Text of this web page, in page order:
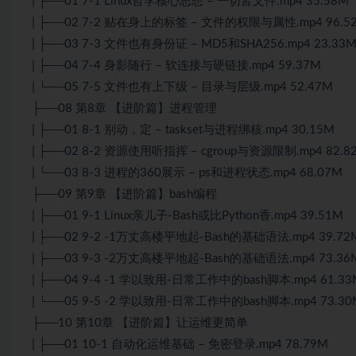
| ├──02 7-2 贴在身上的标签 – 文件的权限与属性.mp4
| ├──03 7-3 文件也有身份证 – MD5和SHA256.mp4 23.33M
| ├──04 7-4 身影随行 – 软连接与硬链接.mp4 59.37M
| └──05 7-5 文件也有上下级 – 目录与层级.mp4 52.47M
├──08 第8章 【进阶篇】进程管理
| ├──01 8-1 别动，定 – taskset与进程绑核.mp4 30.15M
| ├──02 8-2 资源使用听指挥 – cgroup与资源限制.mp4
| └──03 8-3 进程的360展示 – ps和进程状态.mp4 68.07M
├──09 第9章 【进阶篇】bash编程
| ├──01 9-1 Linux亲儿子-Bash或比 Python香.mp4 39.51M
| ├──02 9-2 -1万丈高楼平地起-Bash的基础语法.mp4
| ├──03 9-3 -2万丈高楼平地起-Bash的基础语法.mp4
| ├──04 9-4 -1 学以致用-日常工作中的bash脚本.mp4
| └──05 9-5 -2 学以致用-日常工作中的bash脚本.mp4
├──10 第10章 【进阶篇】让运维更简单
| ├──01 10-1 自动化运维基础 – 免密登录.mp4 78.79M